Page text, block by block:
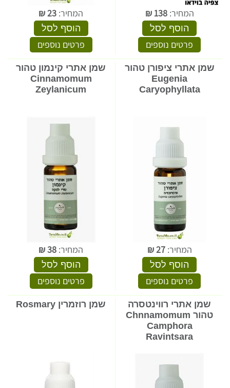
המחיר:138
₪
הוסף לסל
פרטים נוספים
המחיר: 23
₪
הוסף לסל
פרטים נוספים
שמן אתרי ציפורן טהור
Eugenia
Caryophyllata
המחיר:27
₪
הוסף לסל
פרטים נוספים
שמן אתרי קינמון טהור
Cinnamomum
Zeylanicum
המחיר: 38
₪
הוסף לסל
פרטים נוספים
שמן אתרי רווינטסרה
טהור Chnnamomum
Camphora
Ravintsara
שמן רוזמרין Rosmary